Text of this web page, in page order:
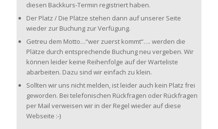
diesen Backkurs-Termin registriert haben.
Der Platz / Die Plätze stehen dann auf unserer Seite
wieder zur Buchung zur Verfügung.
Getreu dem Motto…“wer zuerst kommt“…. werden die
Plätze durch entsprechende Buchung neu vergeben. Wir
können leider keine Reihenfolge auf der Warteliste
abarbeiten. Dazu sind wir einfach zu klein.
Sollten wir uns nicht melden, ist leider auch kein Platz frei
geworden. Bei telefonischen Rückfragen oder Rückfragen
per Mail verweisen wir in der Regel wieder auf diese
Webseite :-)